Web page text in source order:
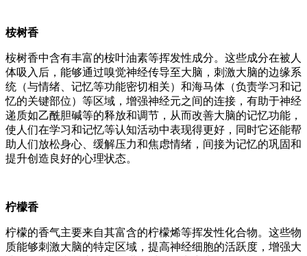
桉树香
桉树香中含有丰富的桉叶油素等挥发性成分。这些成分在被人
体吸入后，能够通过嗅觉神经传导至大脑，刺激大脑的边缘系
统（与情绪、记忆等功能密切相关）和海马体（负责学习和记
忆的关键部位）等区域，增强神经元之间的连接，有助于神经
递质如乙酰胆碱等的释放和调节，从而改善大脑的记忆功能，
使人们在学习和记忆等认知活动中表现得更好，同时它还能帮
助人们放松身心、缓解压力和焦虑情绪，间接为记忆的巩固和
提升创造良好的心理状态。
柠檬香
柠檬的香气主要来自其富含的柠檬烯等挥发性化合物。这些物
质能够刺激大脑的特定区域，提高神经细胞的活跃度，增强大